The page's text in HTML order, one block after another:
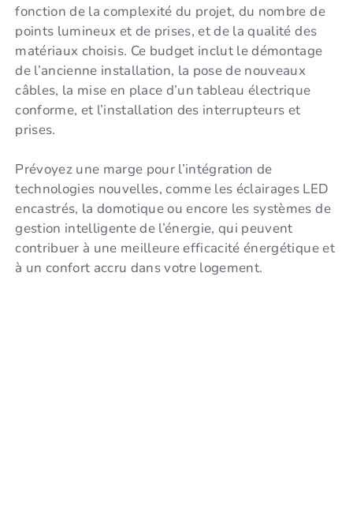
fonction de la complexité du projet, du nombre de
points lumineux et de prises, et de la qualité des
matériaux choisis. Ce budget inclut le démontage
de l’ancienne installation, la pose de nouveaux
câbles, la mise en place d’un tableau électrique
conforme, et l’installation des interrupteurs et
prises.
Prévoyez une marge pour l’intégration de
technologies nouvelles, comme les éclairages LED
encastrés, la domotique ou encore les systèmes de
gestion intelligente de l’énergie, qui peuvent
contribuer à une meilleure efficacité énergétique et
à un confort accru dans votre logement.